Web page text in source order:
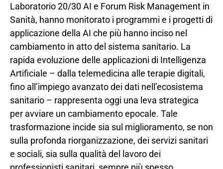
Laboratorio 20/30 AI e Forum Risk Management in
Sanità, hanno monitorato i programmi e i progetti di
applicazione della AI che più hanno inciso nel
cambiamento in atto del sistema sanitario. La
rapida evoluzione delle applicazioni di Intelligenza
Artificiale – dalla telemedicina alle terapie digitali,
fino all’impiego avanzato dei dati nell’ecosistema
sanitario – rappresenta oggi una leva strategica
per avviare un cambiamento epocale. Tale
trasformazione incide sia sul miglioramento, se non
sulla profonda riorganizzazione, dei servizi sanitari
e sociali, sia sulla qualità del lavoro dei